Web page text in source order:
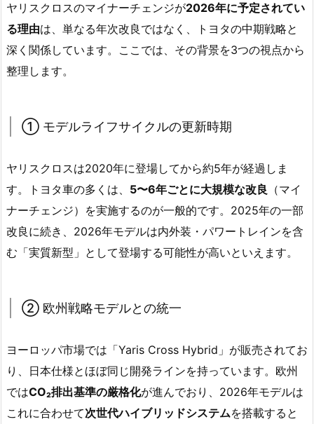
ヤリスクロスのマイナーチェンジが2026年に予定されてい
る理由は、単なる年次改良ではなく、トヨタの中期戦略と
深く関係しています。ここでは、その背景を3つの視点から
整理します。
① モデルライフサイクルの更新時期
ヤリスクロスは2020年に登場してから約5年が経過しま
す。トヨタ車の多くは、 5〜6年ごとに大規模な改良 （マイ
ナーチェンジ）を実施するのが一般的です。2025年の一部
改良に続き、2026年モデルは内外装・パワートレインを含
む「実質新型」として登場する可能性が高いといえます。
② 欧州戦略モデルとの統一
ヨーロッパ市場では「Yaris Cross Hybrid」が販売されてお
り、日本仕様とほぼ同じ開発ラインを持っています。欧州
ではCO₂排出基準の厳格化が進んでおり、2026年モデルは
これに合わせて次世代ハイブリッドシステムを搭載すると